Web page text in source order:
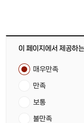
이 페이지에서 제공하
매우만족
만족
보통
불만족